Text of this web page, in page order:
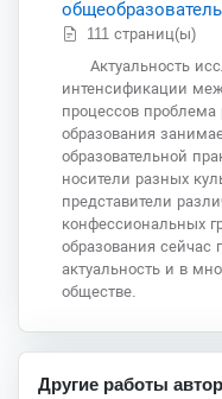
111 страниц(ы)
Актуальность
интенсификации
процессов проблема
образования
образовательной
носители разных
представители
конфессиональных
образования сейчас
актуальность и в
обществе.
Другие работы